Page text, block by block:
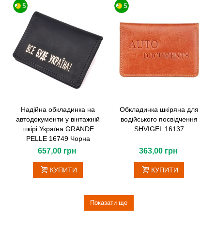
Надійна обкладинка на
автодокументи у вінтажній
шкірі Україна GRANDE
PELLE 16749 Чорна
657,00 грн
КУПИТИ
Обкладинка шкіряна для
водійського посвідчення
SHVIGEL 16137
363,00 грн
КУПИТИ
Показати ще